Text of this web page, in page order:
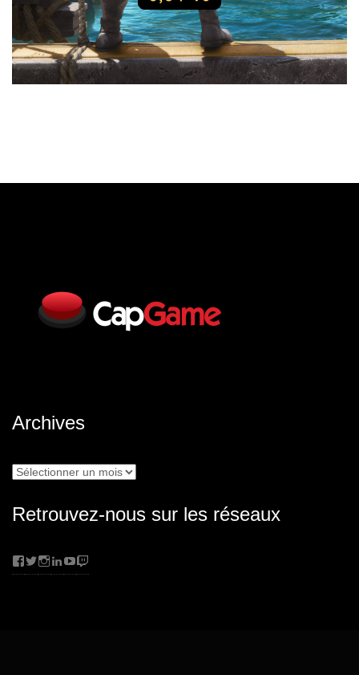
Archives
Archives
Retrouvez-nous sur les réseaux
Facebook
Twitter
Instagram
LinkedIn
YouTube